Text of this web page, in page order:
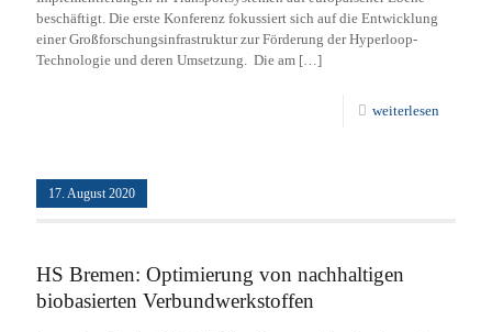
beschäftigt. Die erste Konferenz fokussiert sich auf die Entwicklung
einer Großforschungsinfrastruktur zur Förderung der Hyperloop-
Technologie und deren Umsetzung. Die am […]
weiterlesen
17. August 2020
HS Bremen: Optimierung von nachhaltigen
biobasierten Verbundwerkstoffen